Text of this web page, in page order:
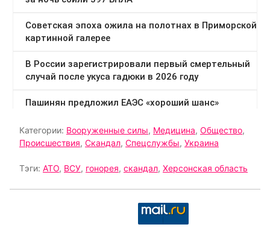
Категории: Вооруженные силы, Медицина, Общество,
Происшествия, Скандал, Спецслужбы, Украина
Тэги: АТО, ВСУ, гонорея, скандал, Херсонская область